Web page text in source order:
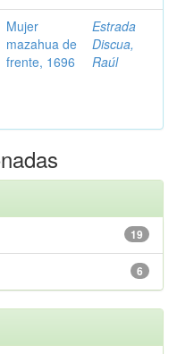
Mujer
mazahua de
frente, 1696
Estrada
Discua,
Raúl
19
6